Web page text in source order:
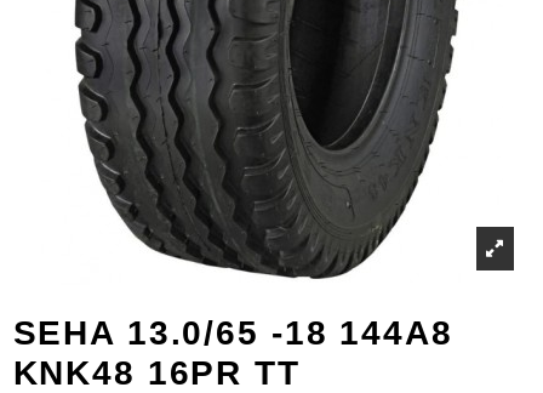
SEHA 13.0/65 -18 144A8
KNK48 16PR TT